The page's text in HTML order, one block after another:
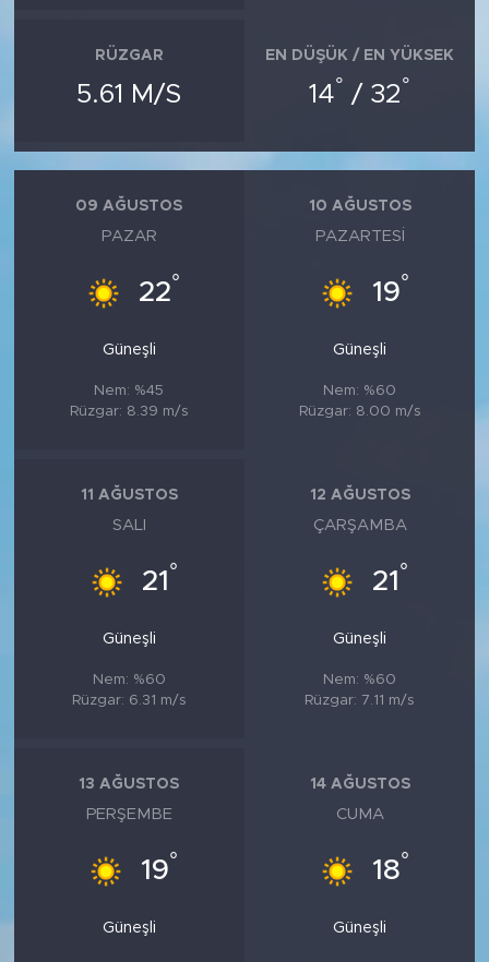
RÜZGAR
5.61 M/S
EN DÜŞÜK / EN YÜKSEK
14° / 32°
09 AĞUSTOS
PAZAR
22°
Güneşli
Nem: %45
Rüzgar: 8.39 m/s
10 AĞUSTOS
PAZARTESI
19°
Güneşli
Nem: %60
Rüzgar: 8.00 m/s
11 AĞUSTOS
SALI
21 °
Güneşli
Nem: %60
Rüzgar: 6.31 m/s
12 AĞUSTOS
ÇARŞAMBA
21 °
Güneşli
Nem: %60
Rüzgar: 7.11 m/s
13 AĞUSTOS
PERŞEMBE
19°
Güneşli
14 AĞUSTOS
CUMA
18°
Güneşli